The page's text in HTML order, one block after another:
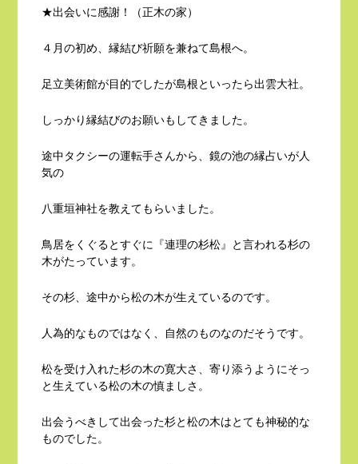
★出会いに感謝！（正木の家）
４月の初め、縁結び祈願を兼ねて島根へ。
足立美術館が目的でしたが島根といったら出雲大社。
しっかり縁結びのお願いもしてきました。
途中タクシーの運転手さんから、鏡の池の縁占いが人
気の
八重垣神社を教えてもらいました。
鳥居をくぐるとすぐに『連理の杉松』と言われる杉の
木がたっています。
その杉、途中から松の木が生えているのです。
人為的なものではなく、自然のものなのだそうです。
松を受け入れた杉の木の寛大さ、寄り添うようにそっ
と生えている松の木の慎ましさ。
出会うべきして出会った杉と松の木はとても神秘的な
ものでした。